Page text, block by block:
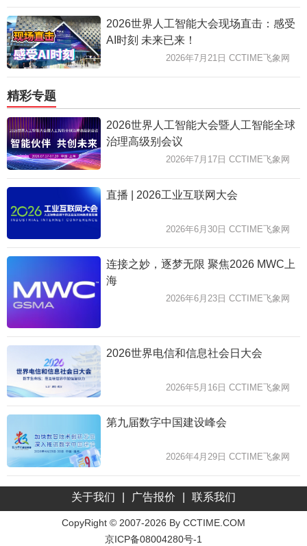
2026世界人工智能大会现场直击：感受
AI时刻 未来已来！
2026年7月21日 CCTIME飞象网
精彩专题
2026世界人工智能大会暨人工智能全球
治理高级别会议
2026年7月17日 CCTIME飞象网
直播 | 2026工业互联网大会
2026年6月30日 CCTIME飞象网
连接之妙，逐梦无限 聚焦2026 MWC上
海
2026年6月23日 CCTIME飞象网
2026世界电信和信息社会日大会
2026年5月16日 CCTIME飞象网
第九届数字中国建设峰会
2026年4月29日 CCTIME飞象网
关于我们 广告报价 联系我们
CopyRight © 2007-2026 By CCTIME.COM
京ICP备08004280号-1